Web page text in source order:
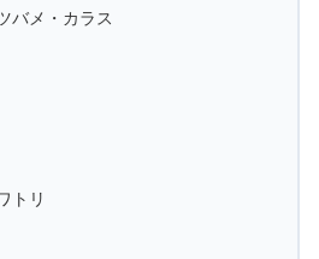
バメ・カラス
トリ